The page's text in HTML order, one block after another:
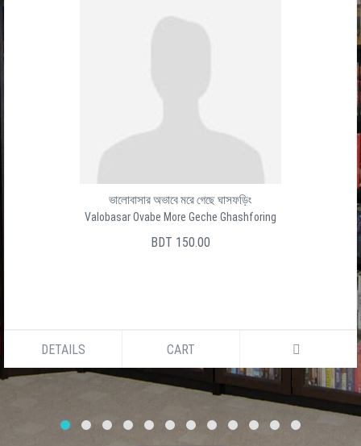
ভালোবাসার অভাবে মরে গেছে ঘাসফড়িং
Valobasar Ovabe More Geche Ghashforing
BDT 150.00
DETAILS CART